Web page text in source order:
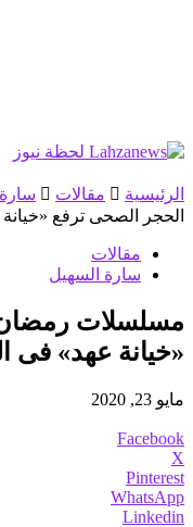
الرئيسية مقالات
الحجر الصحى ترفع
مقالات
سارة السهيل
مسلسلات رمضان
«خيانة عهد» فى
مايو 23, 2020
Facebook
X
Pinterest
WhatsApp
Linkedin